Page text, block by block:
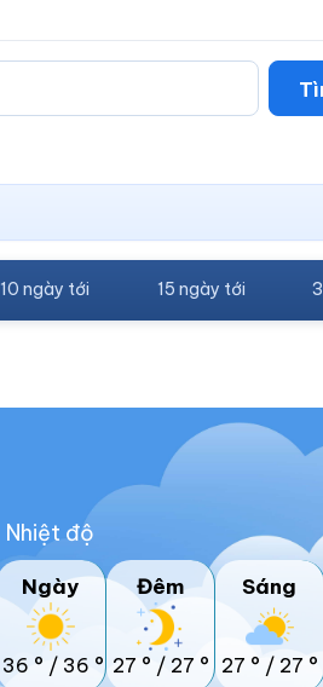
10 ngày tới 15 ngày tới
Nhiệt độ
Ngày
36 ° / 36 °
Đêm
27 ° / 27 °
Sáng
27 ° / 27 °